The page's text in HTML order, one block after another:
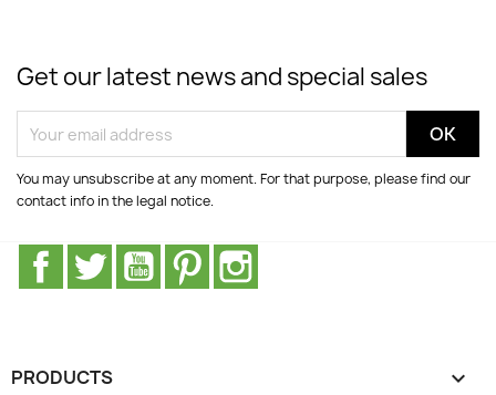
Get our latest news and special sales
You may unsubscribe at any moment. For that purpose, please find our
contact info in the legal notice.
Facebook
Twitter YoutubePinterest
PRODUCTS 